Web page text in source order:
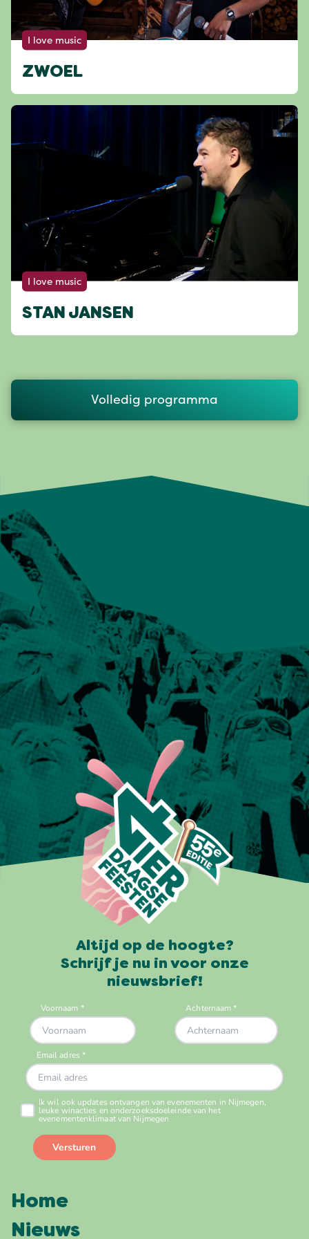
I love music
ZWOEL
I love music
STAN JANSEN
Volledig programma
Altijd op de hoogte?
Schrijf je nu in voor onze
nieuwsbrief!
Home
Nieuws